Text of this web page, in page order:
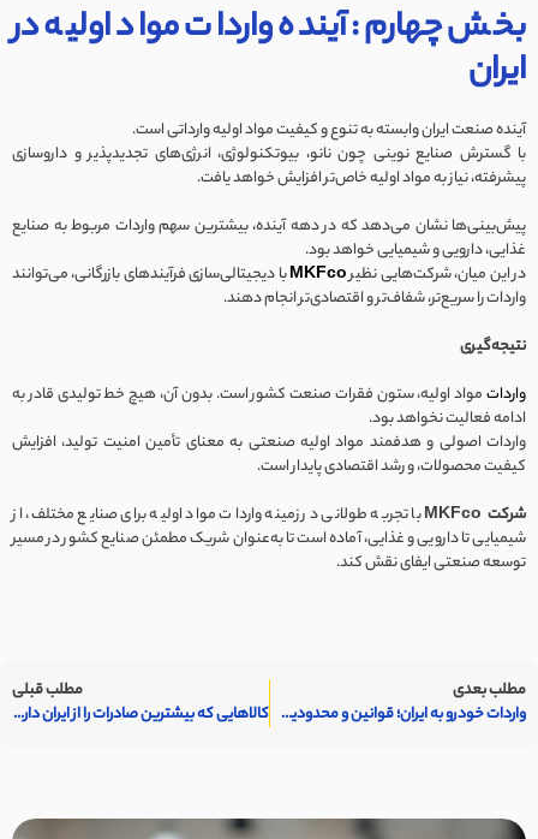
بخش چهارم: آینده واردات مواد اولیه در
ایران
آینده صنعت ایران وابسته به تنوع و کیفیت مواد اولیه وارداتی است.
با گسترش صنایع نوینی چون نانو، بیوتکنولوژی، انرژی‌های تجدیدپذیر و داروسازی
پیشرفته، نیاز به مواد اولیه خاص‌تر افزایش خواهد یافت.
پیش‌بینی‌ها نشان می‌دهد که در دهه آینده، بیشترین سهم واردات مربوط به صنایع
غذایی، دارویی و شیمیایی خواهد بود.
در این میان، شرکت‌هایی نظیرMKFcoبا دیجیتالی‌سازی فرآیندهای بازرگانی، می‌توانند
واردات را سریع‌تر، شفاف‌تر و اقتصادی‌تر انجام دهند.
نتیجه‌گیری
وارداتمواد اولیه، ستون فقرات صنعت کشور است. بدون آن، هیچ خط تولیدی قادر به
ادامه فعالیت نخواهد بود.
واردات اصولی و هدفمند مواد اولیه صنعتی به معنای تأمین امنیت تولید، افزایش
کیفیت محصولات، و رشد اقتصادی پایدار است.
شرکت MKFco
با تجربه طولانی در زمینه واردات مواد اولیه برای صنایع مختلف، از
شیمیایی تا دارویی و غذایی، آماده است تا به‌عنوان شریک مطمئن صنایع کشور در مسیر
توسعه صنعتی ایفای نقش کند.
مطلب بعدی
واردات خودرو به ایران؛ قوانین و محدودیت‌ها
مطلب قبلی
کالاهایی که بیشترین صادرات را از ایران دارند